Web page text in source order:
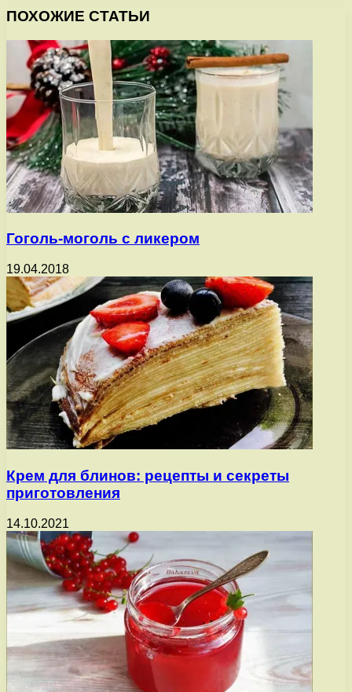
ПОХОЖИЕ СТАТЬИ
Гоголь-моголь с ликером
19.04.2018
Крем для блинов: рецепты и секреты
приготовления
14.10.2021